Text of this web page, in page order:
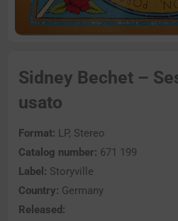
Sidney Bechet –
usato
Format: LP, Stereo
Catalog number: 671 199
Label: Storyville
Country: Germany
Released: